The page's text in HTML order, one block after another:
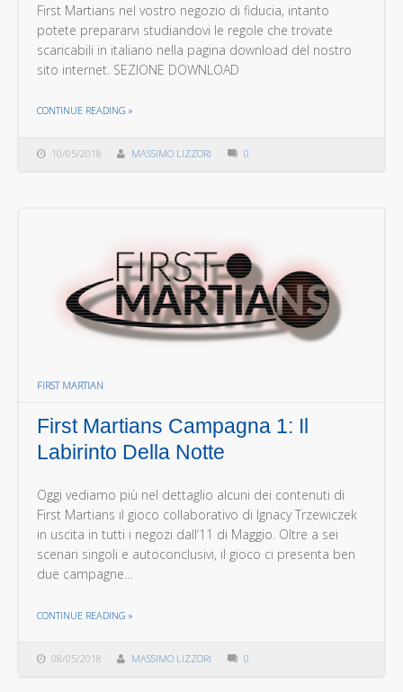
10/05/2018 MASSIMO LIZZORI 0
First Martians nel vostro negozio di fiducia, intanto
potete prepararvi studiandovi le regole che trovate
scaricabili in italiano nella pagina download del nostro
sito internet. SEZIONE DOWNLOAD
CONTINUE READING THE "REGOLE DI FIRST MARTIANS DISPONIBILI PER IL DOWNLOAD"
»
FIRST MARTIAN
First Martians Campagna 1: Il
Labirinto Della Notte
08/05/2018 MASSIMO LIZZORI 0
Oggi vediamo più nel dettaglio alcuni dei contenuti di
First Martians il gioco collaborativo di Ignacy Trzewiczek
in uscita in tutti i negozi dall’11 di Maggio. Oltre a sei
scenari singoli e autoconclusivi, il gioco ci presenta ben
due campagne…
CONTINUE READING »